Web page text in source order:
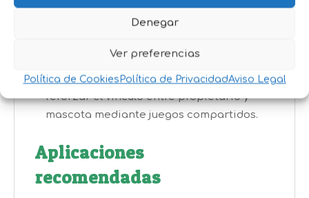
Denegar
Ver preferencias
Política de Cookies Política de PrivacidadAviso Legal
Alta resistencia: Fabricado con
materiales duraderos que soportan
Fomenta la interacción: Ideal para
reforzar el vínculo entre propietario y
mascota mediante juegos compartidos.
Aplicaciones
recomendadas